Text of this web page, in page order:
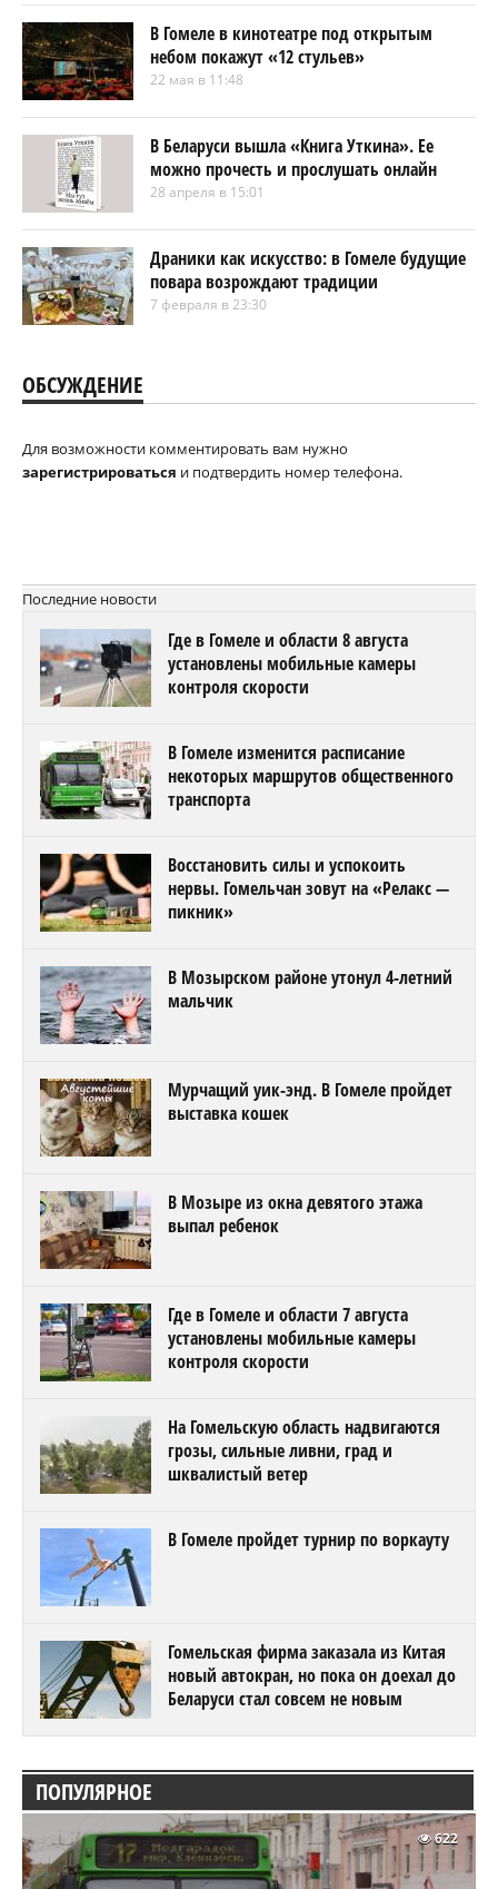
В Гомеле в кинотеатре под открытым
небом покажут «12 стульев»
22 мая в 11:48
В Беларуси вышла «Книга Уткина». Ее
можно прочесть и прослушать онлайн
28 апреля в 15:01
Драники как искусство: в Гомеле будущие
повара возрождают традиции
7 февраля в 23:30
ОБСУЖДЕНИЕ
Для возможности комментировать вам нужно
зарегистрироваться и подтвердить номер телефона.
Последние новости
Где в Гомеле и области 8 августа
установлены мобильные камеры
контроля скорости
В Гомеле изменится расписание
некоторых маршрутов общественного
транспорта
Восстановить силы и успокоить
нервы. Гомельчан зовут на «Релакс —
пикник»
В Мозырском районе утонул 4-летний
мальчик
Мурчащий уик-энд. В Гомеле пройдет
выставка кошек
В Мозыре из окна девятого этажа
выпал ребенок
Где в Гомеле и области 7 августа
установлены мобильные камеры
контроля скорости
На Гомельскую область надвигаются
грозы, сильные ливни, град и
шквалистый ветер
В Гомеле пройдет турнир по воркауту
Гомельская фирма заказала из Китая
новый автокран, но пока он доехал до
Беларуси стал совсем не новым
ПОПУЛЯРНОЕ
622